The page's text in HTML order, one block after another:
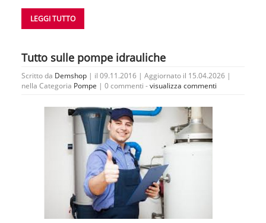
LEGGI TUTTO
Tutto sulle pompe idrauliche
Scritto da Demshop | il 09.11.2016 | Aggiornato il 15.04.2026 |
nella Categoria Pompe | 0 commenti -visualizza commenti